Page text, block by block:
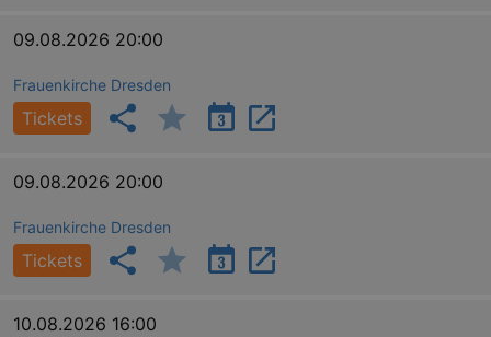
09.08.2026 20:00
Frauenkirche Dresden
Tickets
09.08.2026 20:00
Frauenkirche Dresden
Tickets
10.08.2026 16:00